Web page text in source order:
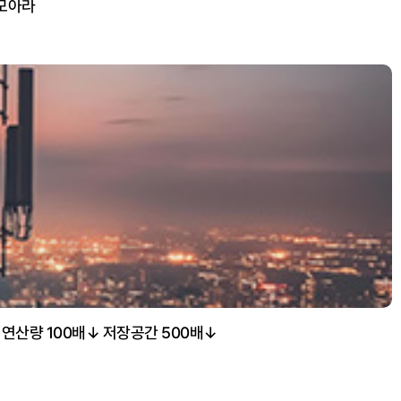
아라
연산량 100배↓ 저장공간 500배↓